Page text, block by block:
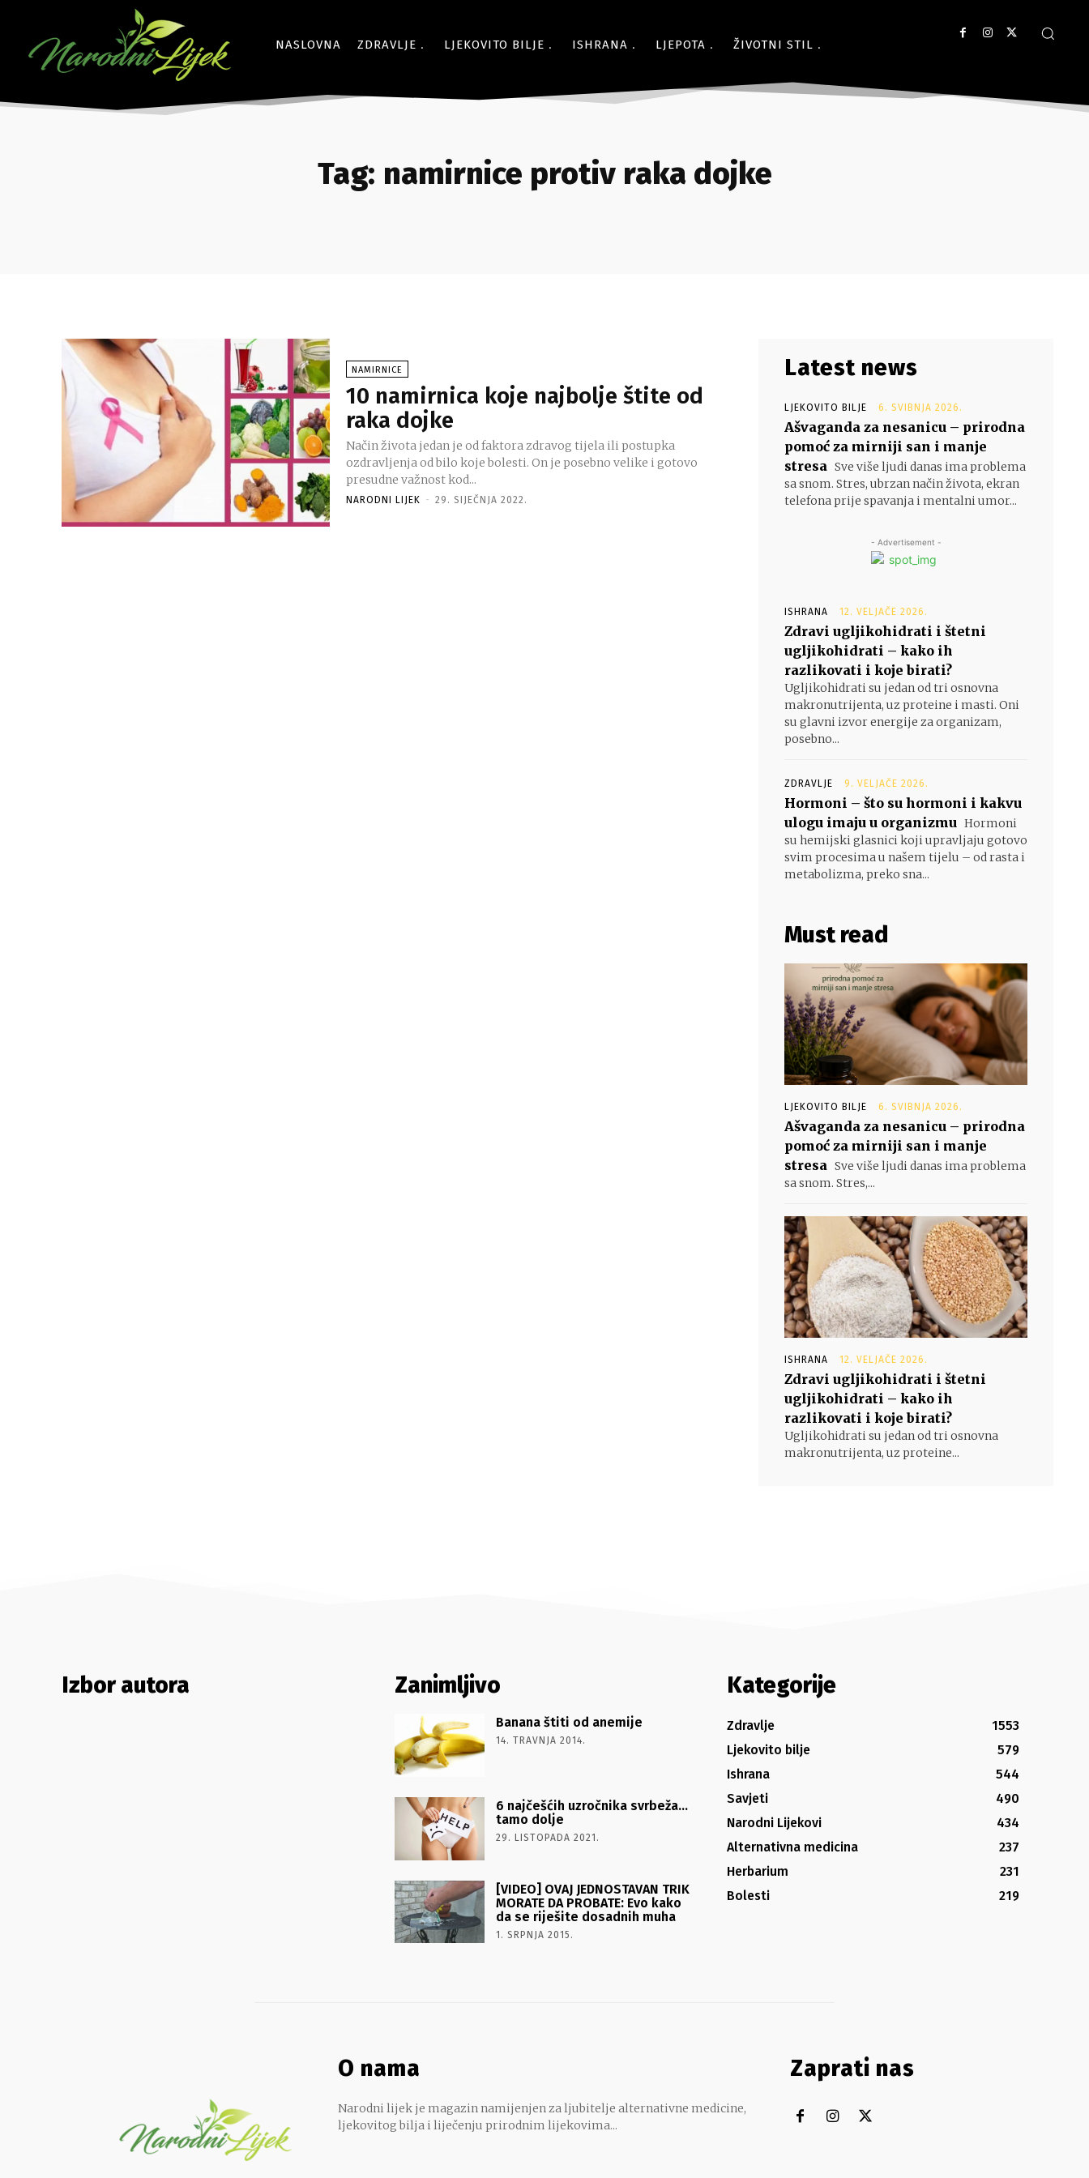
NASLOVNA ZDRAVLJE LJEKOVITO BILJE ISHRANA LJEPOTA ŽIVOTNI STIL
Tag: namirnice protiv raka dojke
NAMIRNICE
10 namirnica koje najbolje štite od
raka dojke
Način života jedan je od faktora zdravog tijela ili postupka
ozdravljenja od bilo koje bolesti. On je posebno velike i gotovo
presudne važnost kod...
NARODNI LIJEK - 29. SIJEČNJA 2022.
Latest news
LJEKOVITO BILJE 6. SVIBNJA 2026.
Ašvaganda za nesanicu – prirodna
pomoć za mirniji san i manje
stresa Sve više ljudi danas ima problema
sa snom. Stres, ubrzan način života, ekran
telefona prije spavanja i mentalni umor...
- Advertisement -
ISHRANA 12. VELJAČE 2026.
Zdravi ugljikohidrati i štetni
ugljikohidrati – kako ih
razlikovati i koje birati?
Ugljikohidrati su jedan od tri osnovna
makronutrijenta, uz proteine i masti. Oni
su glavni izvor energije za organizam,
posebno...
ZDRAVLJE 9. VELJAČE 2026.
Hormoni – što su hormoni i kakvu
ulogu imaju u organizmu Hormoni
su hemijski glasnici koji upravljaju gotovo
svim procesima u našem tijelu – od rasta i
metabolizma, preko sna...
Must read
LJEKOVITO BILJE 6. SVIBNJA 2026.
Ašvaganda za nesanicu – prirodna
pomoć za mirniji san i manje
stresa Sve više ljudi danas ima problema
sa snom. Stres,...
ISHRANA 12. VELJAČE 2026.
Zdravi ugljikohidrati i štetni
ugljikohidrati – kako ih
razlikovati i koje birati?
Ugljikohidrati su jedan od tri osnovna
makronutrijenta, uz proteine...
Izbor autora Zanimljivo
Banana štiti od anemije
14. TRAVNJA 2014.
6 najčešćih uzročnika svrbeža…
tamo dolje
29. LISTOPADA 2021.
[VIDEO] OVAJ JEDNOSTAVAN TRIK
MORATE DA PROBATE: Evo kako
da se riješite dosadnih muha
1. SRPNJA 2015.
Kategorije
Zdravlje
1553
Ljekovito bilje
579
Ishrana
544
Savjeti
490
Narodni Lijekovi
434
Alternativna medicina
237
Herbarium
231
Bolesti
219
O nama
Narodni lijek je magazin namijenjen za ljubitelje alternativne medicine,
ljekovitog bilja i liječenju prirodnim lijekovima...
Zaprati nas